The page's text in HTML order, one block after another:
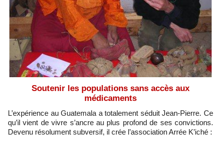
Soutenir les populations sans accès aux
médicaments
L’expérience au Guatemala a totalement séduit Jean-Pierre. Ce
qu’il vient de vivre s’ancre au plus profond de ses convictions.
Devenu résolument subversif, il crée l’association Arrée K’iché :